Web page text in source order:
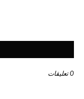
0 تعليقات